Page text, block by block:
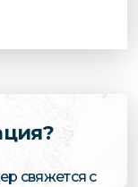
свяжется с